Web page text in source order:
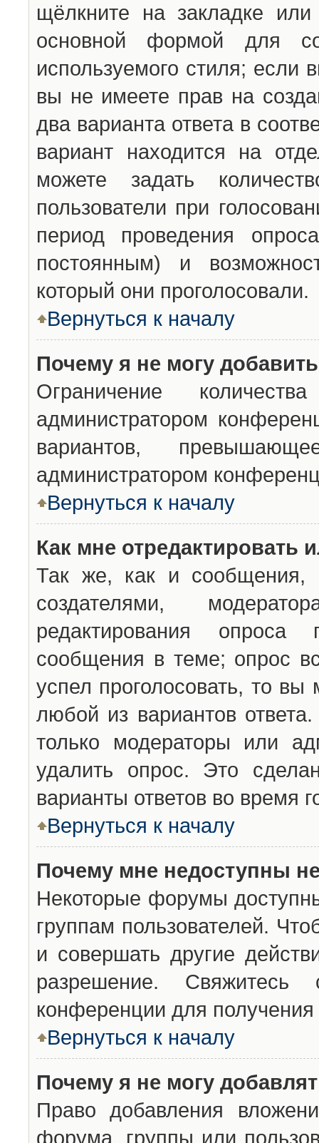
щёлкните на закладке
основной формой для
используемого стиля; если
вы не имеете прав на
два варианта ответа в
вариант находится на
можете задать
пользователи при
период проведения
постоянным) и
который они проголосовали.
Вернуться к началу
Почему я не могу
Ограничение
администратором
вариантов,
администратором
Вернуться к началу
Как мне отредактировать
Так же, как и сообщения,
создателями,
редактирования опроса
сообщения в теме; опрос
успел проголосовать, то вы
любой из вариантов
только модераторы или
удалить опрос. Это
варианты ответов во время
Вернуться к началу
Почему мне недоступны
Некоторые форумы
группам пользователей.
и совершать другие
разрешение. Свяжитесь
конференции для получения
Вернуться к началу
Почему я не могу
Право добавления
форума, группы или